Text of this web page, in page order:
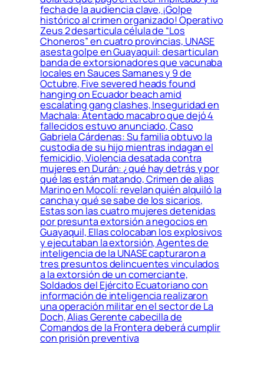
fecha de la audiencia clave, ¡Golpe
histórico al crimen organizado! Operativo
Zeus 2 desarticula célula de “Los
Choneros” en cuatro provincias, UNASE
asesta golpe en Guayaquil: desarticulan
banda de extorsionadores que vacunaba
locales en Sauces Samanes y 9 de
Octubre, Five severed heads found
hanging on Ecuador beach amid
escalating gang clashes, Inseguridad en
Machala: Atentado macabro que dejó 4
fallecidos estuvo anunciado, Caso
Gabriela Cárdenas: Su familia obtuvo la
custodia de su hijo mientras indagan el
femicidio, Violencia desatada contra
mujeres en Durán: ¿qué hay detrás y por
qué las están matando, Crimen de alias
Marino en Mocolí: revelan quién alquiló la
cancha y qué se sabe de los sicarios,
Estas son las cuatro mujeres detenidas
por presunta extorsión a negocios en
Guayaquil, Ellas colocaban los explosivos
y ejecutaban la extorsión, Agentes de
inteligencia de la UNASE capturaron a
tres presuntos delincuentes vinculados
a la extorsión de un comerciante,
Soldados del Ejército Ecuatoriano con
información de inteligencia realizaron
una operación militar en el sector de La
Doch, Alias Gerente cabecilla de
Comandos de la Frontera deberá cumplir
con prisión preventiva